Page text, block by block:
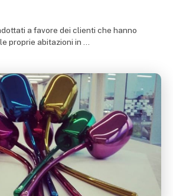
a favore dei clienti che hanno
proprie abitazioni in ...